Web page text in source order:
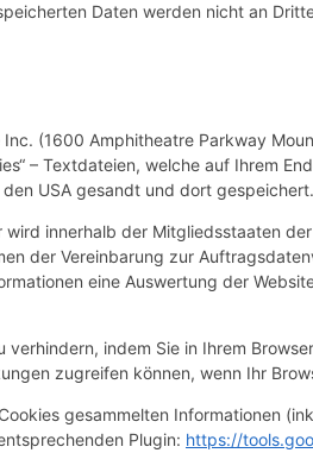
Daten werden nicht an
(1600 Amphitheatre Parkway
– Textdateien, welche auf Ihrem
USA gesandt und dort gespeichert.
innerhalb der Mitgliedsstaaten
der Vereinbarung zur
eine Auswertung der
indem Sie in Ihrem
zugreifen können, wenn Ihr
gesammelten Informationen
Plugin: https://